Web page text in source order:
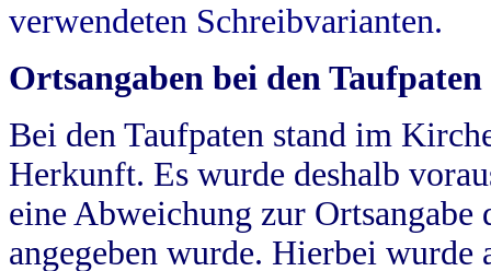
verwendeten Schreibvarianten.
Ortsangaben bei den Taufpaten
Bei den Taufpaten stand im
Herkunft. Es wurde deshalb
eine Abweichung zur
angegeben wurde. Hierbei wurde